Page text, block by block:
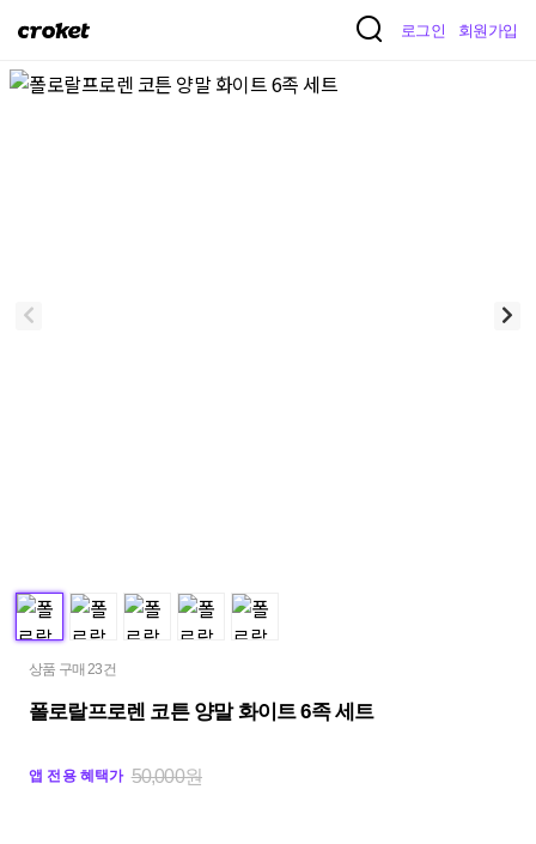
크
켓
로그인 회원가입
상품 구매 23건
폴로랄프로렌 코튼 양말 화이트 6족 세트
앱 전용 혜택가 50,000원